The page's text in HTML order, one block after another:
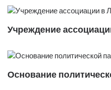
Учреждение
Основание